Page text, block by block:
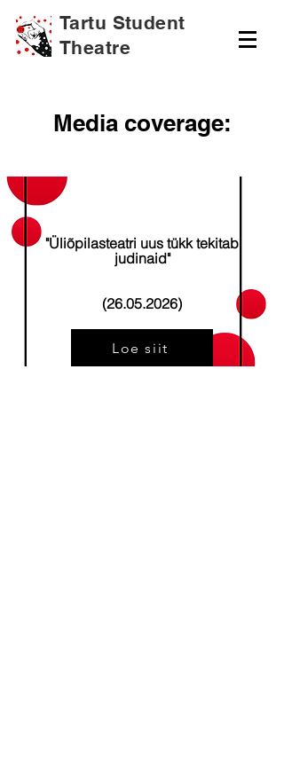
Tartu Student
Theatre
Media coverage:
"Üliõpilasteatri uus tükk tekitab
judinaid"
(26.05.2026)
Loe siit